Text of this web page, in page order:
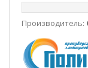
Производитель: